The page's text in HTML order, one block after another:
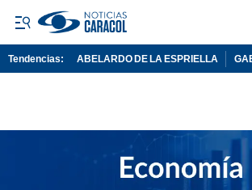
Tendencias: ABELARDO DE LA ESPRIELLA